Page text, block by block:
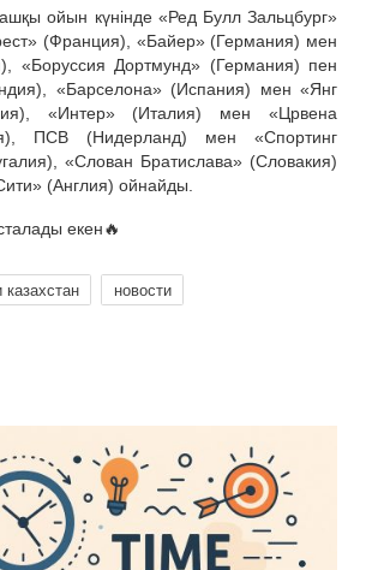
ойын күнінде «Ред Булл Зальцбург»
(Франция), «Байер» (Германия) мен
«Боруссия Дортмунд» (Германия) пен
«Барселона» (Испания) мен «Янг
«Интер» (Италия) мен «Црвена
ПСВ (Нидерланд) мен «Спортинг
«Слован Братислава» (Словакия)
(Англия) ойнайды.
екен🔥
казахстан новости